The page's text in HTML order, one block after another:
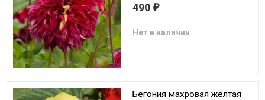
490 ₽
Нет в наличии
Бегония махровая желтая